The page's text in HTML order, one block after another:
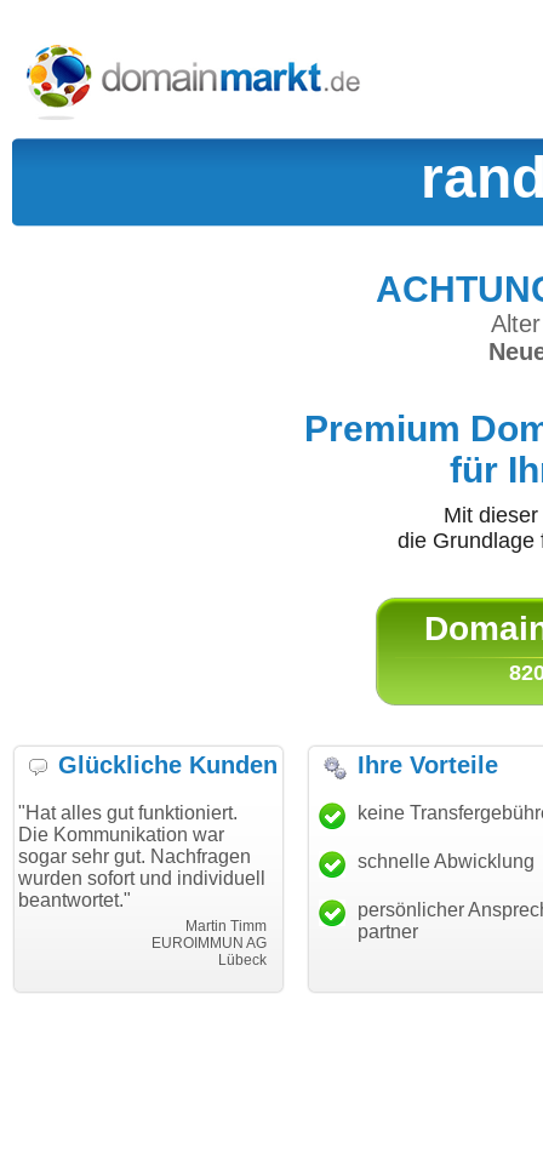
Premium
für
Mit
die
Glückliche Kunden
funktioniert.
war
gut. Nachfragen
und individuell
EUROIMMUN AG
"Danke für den schnellen
Transfer und guten Service!"
Thomas Schäfer
i can eckert communication GmbH
"Ich bin
haben.
mein
Ihre Vorteile
keine
schnelle Abwicklung
persönlicher
partner